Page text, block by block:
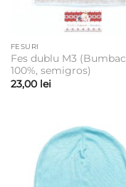
FESURI
Fes dublu M3 (Bumbac
100%, semigros)
23,00 lei